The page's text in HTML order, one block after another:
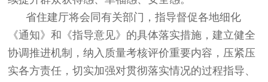
省住建厅将会同有关部门，指导督促各地细化
《通知》和《指导意见》的具体落实措施，建立健全
协调推进机制，纳入质量考核评价重要内容，压紧压
实各方责任，切实加强对贯彻落实情况的过程指导、